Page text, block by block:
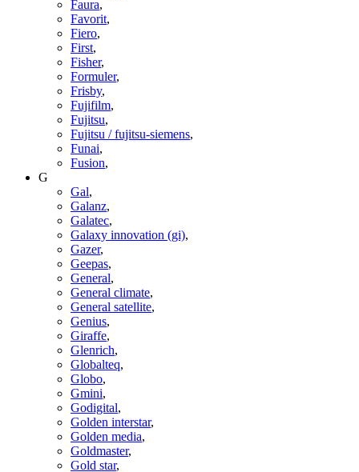
Faura,
Favorit,
Fiero,
First,
Fisher,
Formuler,
Frisby,
Fujifilm,
Fujitsu,
Fujitsu / fujitsu-siemens,
Funai,
Fusion,
G
Gal,
Galanz,
Galatec,
Galaxy innovation (gi),
Gazer,
Geepas,
General,
General climate,
General satellite,
Genius,
Giraffe,
Glenrich,
Globalteq,
Globo,
Gmini,
Godigital,
Golden interstar,
Golden media,
Goldmaster,
Gold star,